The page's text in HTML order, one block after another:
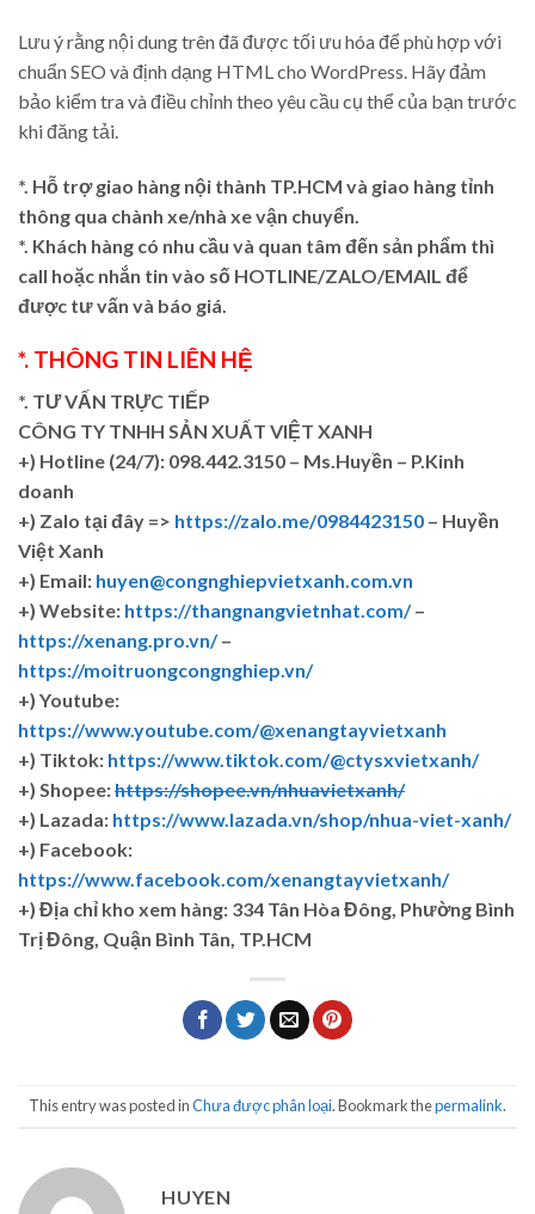
Lưu ý rằng nội dung trên đã được tối ưu hóa để phù hợp với
chuẩn SEO và định dạng HTML cho WordPress. Hãy đảm
bảo kiểm tra và điều chỉnh theo yêu cầu cụ thể của bạn trước
khi đăng tải.
*. Hỗ trợ giao hàng nội thành TP.HCM và giao hàng tỉnh
thông qua chành xe/nhà xe vận chuyển.
*. Khách hàng có nhu cầu và quan tâm đến sản phẩm thì
call hoặc nhắn tin vào số HOTLINE/ZALO/EMAIL để
được tư vấn và báo giá.
*. THÔNG TIN LIÊN HỆ
*. TƯ VẤN TRỰC TIẾP
CÔNG TY TNHH SẢN XUẤT VIỆT XANH
+) Hotline (24/7): 098.442.3150 – Ms.Huyền – P.Kinh
doanh
+) Zalo tại đây => https://zalo.me/0984423150 – Huyền
Việt Xanh
+) Email: huyen@congnghiepvietxanh.com.vn
+) Website: https://thangnangvietnhat.com/–
https://xenang.pro.vn/–
https://moitruongcongnghiep.vn/
+) Youtube:
https://www.youtube.com/@xenangtayvietxanh
+) Tiktok: https://www.tiktok.com/@ctysxvietxanh/
+) Shopee:https://shopee.vn/nhuavietxanh/
+) Lazada: https://www.lazada.vn/shop/nhua-viet-xanh/
+) Facebook:
https://www.facebook.com/xenangtayvietxanh/
+) Địa chỉ kho xem hàng: 334 Tân Hòa Đông, Phường Bình
Trị Đông, Quận Bình Tân, TP.HCM
This entry was posted inChưa được phân loại. Bookmark thepermalink.
HUYEN